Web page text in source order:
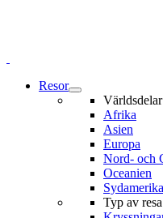
Resor
Världsdelar
Afrika
Asien
Europa
Nord- och
Oceanien
Sydamerika
Typ av resa